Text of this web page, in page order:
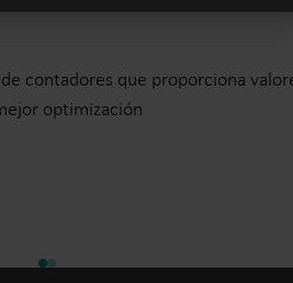
contadores que proporciona
optimización